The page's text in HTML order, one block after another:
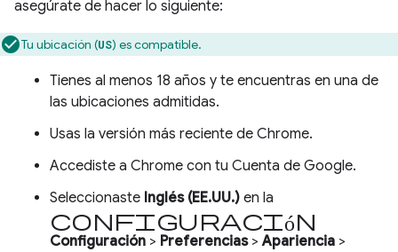
asegúrate de hacer lo siguiente:
Tu ubicación (US) es compatible.
Tienes al menos 18 años y te encuentras en una de
las ubicaciones admitidas.
Usas la versión más reciente de Chrome.
Accediste a Chrome con tu Cuenta de Google.
Seleccionaste Inglés (EE.UU.) en la
configuración
Configuración > Preferencias>Apariencia >